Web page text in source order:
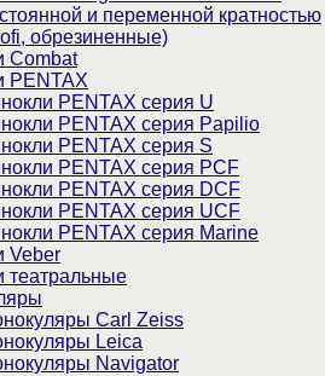
и переменной кратностью
обрезиненные)
Combat
PENTAX
PENTAX серия U
PENTAX серия Papilio
PENTAX серия S
PENTAX серия PCF
PENTAX серия DCF
PENTAX серия UCF
PENTAX серия Marine
Veber
театральные
Carl Zeiss
Leica
Navigator